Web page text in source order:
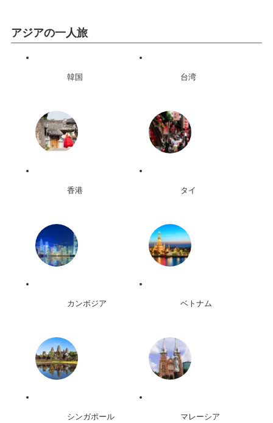
アジアの一人旅
韓国 台湾
香港 タイ
カンボジア ベトナム
シンガポール マレーシア